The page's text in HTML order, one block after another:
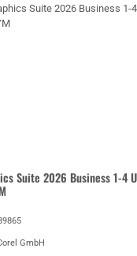
Suite 2026 Business 1-4
GmbH